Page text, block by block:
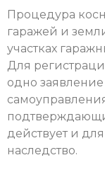
Процедура
гаражей и
участках
Для
одно
действует и
наследство.